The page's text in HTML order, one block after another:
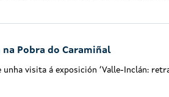
Pobra do Caramiñal
visita á exposición ‘Valle-Inclán: